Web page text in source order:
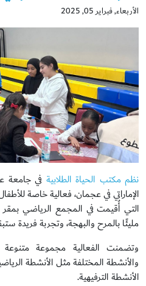
الأربعاء, فبراير 05, 2025
نظم مكتب الحياة الطلابية في جامعة
الإماراتي في عجمان، فعالية خاصة
التي أُقيمت في المجمع الرياضي
مليئًا بالمرح والبهجة، وتجربة فريدة
وتضمنت الفعالية مجموعة متنوعة
والأنشطة المختلفة مثل الأنشطة
الأنشطة الترفيهية.